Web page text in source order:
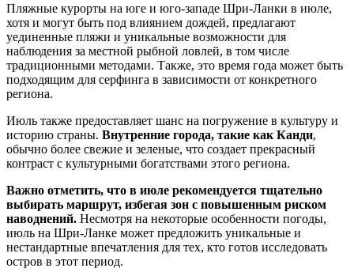
Пляжные курорты на юге и юго-западе Шри-Ланки в июле,
хотя и могут быть под влиянием дождей, предлагают
уединенные пляжи и уникальные возможности для
наблюдения за местной рыбной ловлей, в том числе
традиционными методами. Также, это время года может быть
подходящим для серфинга в зависимости от конкретного
региона.
Июль также предоставляет шанс на погружение в культуру и
историю страны. Внутренние города, такие как Канди,
обычно более свежие и зеленые, что создает прекрасный
контраст с культурными богатствами этого региона.
Важно отметить, что в июле рекомендуется тщательно
выбирать маршрут, избегая зон с повышенным риском
наводнений. Несмотря на некоторые особенности погоды,
июль на Шри-Ланке может предложить уникальные и
нестандартные впечатления для тех, кто готов исследовать
остров в этот период.